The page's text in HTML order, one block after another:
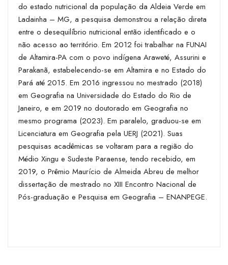
do estado nutricional da população da Aldeia Verde em
Ladainha – MG, a pesquisa demonstrou a relação direta
entre o desequilíbrio nutricional então identificado e o
não acesso ao território. Em 2012 foi trabalhar na FUNAI
de Altamira-PA com o povo indígena Araweté, Assurini e
Parakanã, estabelecendo-se em Altamira e no Estado do
Pará até 2015. Em 2016 ingressou no mestrado (2018)
em Geografia na Universidade do Estado do Rio de
Janeiro, e em 2019 no doutorado em Geografia no
mesmo programa (2023). Em paralelo, graduou-se em
Licenciatura em Geografia pela UERJ (2021). Suas
pesquisas acadêmicas se voltaram para a região do
Médio Xingu e Sudeste Paraense, tendo recebido, em
2019, o Prêmio Maurício de Almeida Abreu de melhor
dissertação de mestrado no XIII Encontro Nacional de
Pós-graduação e Pesquisa em Geografia – ENANPEGE.